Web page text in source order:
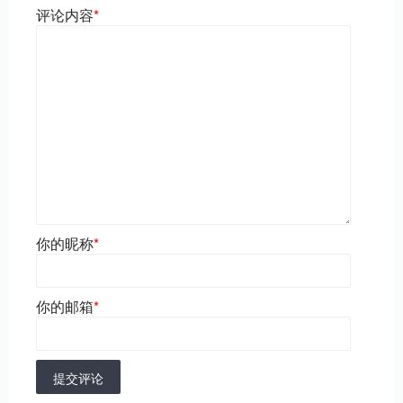
评论内容*
你的昵称*
你的邮箱*
提交评论